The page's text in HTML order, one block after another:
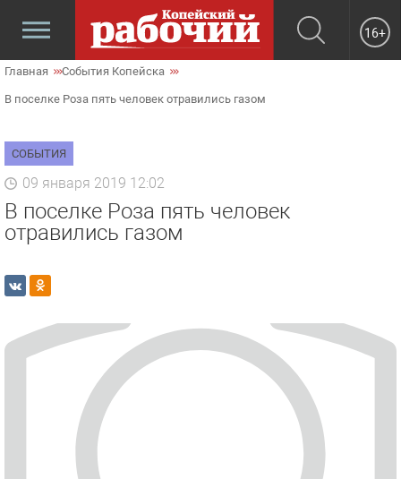
16+
Главная События Копейска
В поселке Роза пять человек отравились газом
СОБЫТИЯ
09 января 2019 12:02
В поселке Роза пять человек
отравились газом